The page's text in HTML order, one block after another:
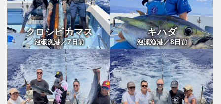
クロシビカマス
泡瀬漁港／7日前
キハダ
泡瀬漁港／8 日前